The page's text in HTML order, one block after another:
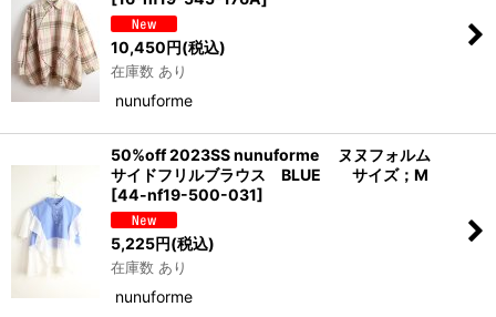
10,450円(税込)
在庫数 あり
nunuforme
50%off 2023SS nunuforme ヌヌフォルム
サイドフリルブラウス BLUE サイズ；M
[44-nf19-500-031]
5,225円(税込)
在庫数 あり
nunuforme